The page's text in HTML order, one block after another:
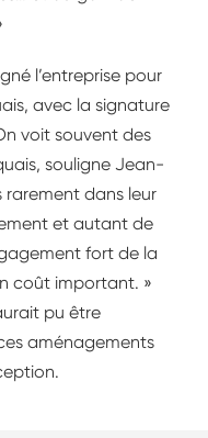
l’entreprise pour
avec la signature
voit souvent des
souligne Jean-
dans leur
et autant de
fort de la
coût important. »
pu être
aménagements